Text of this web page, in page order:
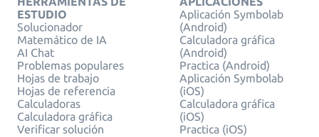
ESTUDIO
Solucionador
Matemático de IA
AI Chat
Problemas populares
Hojas de trabajo
Hojas de referencia
Calculadoras
Calculadora gráfica
Verificar solución
Aplicación Symbolab
(Android)
Calculadora gráfica
(Android)
Practica (Android)
Aplicación Symbolab
(iOS)
Calculadora gráfica
(iOS)
Practica (iOS)